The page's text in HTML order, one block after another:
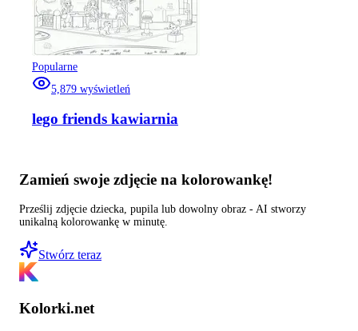
Popularne
5,879 wyświetleń
lego friends kawiarnia
Zamień swoje zdjęcie na kolorowankę!
Prześlij zdjęcie dziecka, pupila lub dowolny obraz - AI stworzy
unikalną kolorowankę w minutę.
Stwórz teraz
Kolorki.net